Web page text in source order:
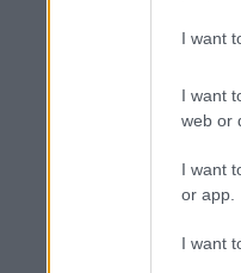
I want
I want
web or
I want
or app.
I want